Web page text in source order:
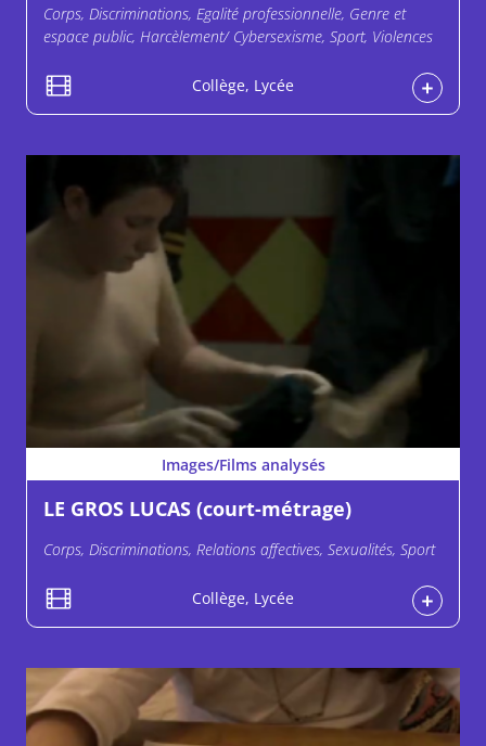
Corps, Discriminations, Egalité professionnelle, Genre et
espace public, Harcèlement/ Cybersexisme, Sport, Violences
Collège, Lycée
Images/Films analysés
LE GROS LUCAS (court-métrage)
Corps, Discriminations, Relations affectives, Sexualités, Sport
Collège, Lycée